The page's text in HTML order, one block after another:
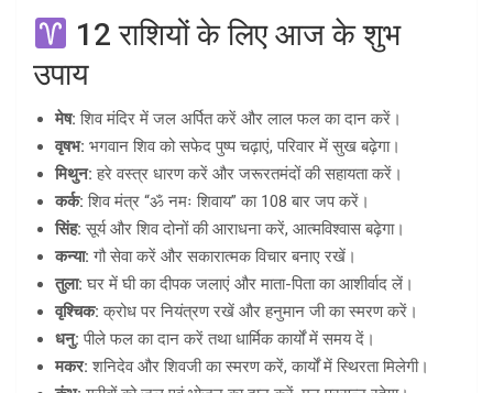
12 राशियों के लिए आज के शुभ
उपाय
मेष: शिव मंदिर में जल अर्पित करें और लाल फल का दान करें।
वृषभ: भगवान शिव को सफेद पुष्प चढ़ाएं, परिवार में सुख बढ़ेगा।
मिथुन: हरे वस्त्र धारण करें और जरूरतमंदों की सहायता करें।
कर्क: शिव मंत्र “ॐ नमः शिवाय” का 108 बार जप करें।
सिंह: सूर्य और शिव दोनों की आराधना करें, आत्मविश्वास बढ़ेगा।
कन्या: गौ सेवा करें और सकारात्मक विचार बनाए रखें।
तुला: घर में घी का दीपक जलाएं और माता-पिता का आशीर्वाद लें।
वृश्चिक: क्रोध पर नियंत्रण रखें और हनुमान जी का स्मरण करें।
धनु: पीले फल का दान करें तथा धार्मिक कार्यों में समय दें।
मकर: शनिदेव और शिवजी का स्मरण करें, कार्यों में स्थिरता मिलेगी।